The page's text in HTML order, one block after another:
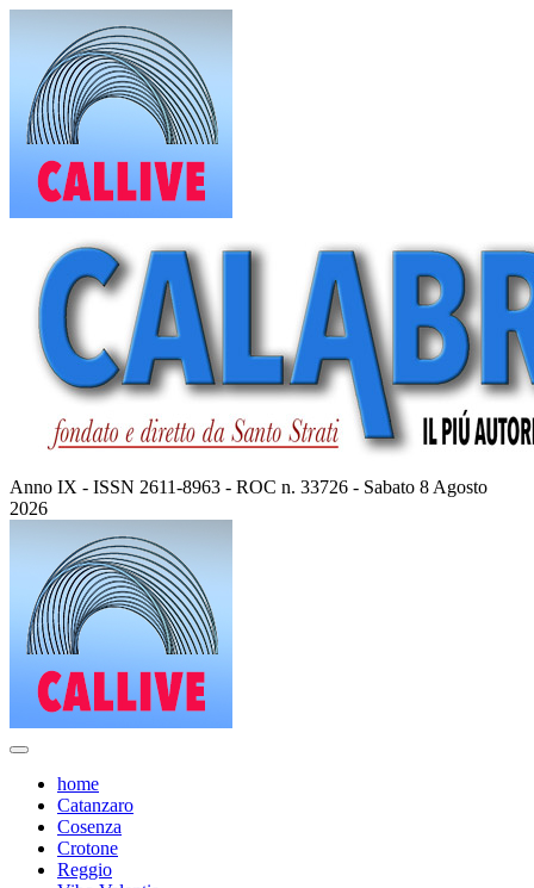
contenuto
Anno IX - ISSN 2611-8963 - ROC n. 33726 - Sabato 8 Agosto
2026
home
Catanzaro
Cosenza
Crotone
Reggio